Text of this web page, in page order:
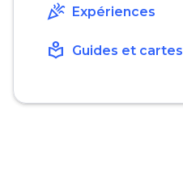
celebration Expériences
local_library Guides et cartes